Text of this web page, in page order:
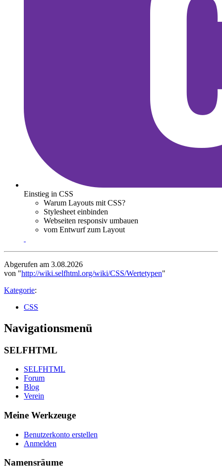
Einstieg in CSS
Warum Layouts mit CSS?
Stylesheet einbinden
Webseiten responsiv umbauen
vom Entwurf zum Layout
Abgerufen am 3.08.2026
von "http://wiki.selfhtml.org/wiki/CSS/Wertetypen"
Kategorie:
CSS
Navigationsmenü
SELFHTML
SELFHTML
Forum
Blog
Verein
Meine Werkzeuge
Benutzerkonto erstellen
Anmelden
Namensräume